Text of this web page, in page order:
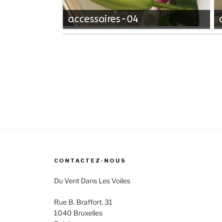
accessoires-04
CONTACTEZ-NOUS
Du Vent Dans Les Voiles
Rue B. Braffort, 31
1040 Bruxelles